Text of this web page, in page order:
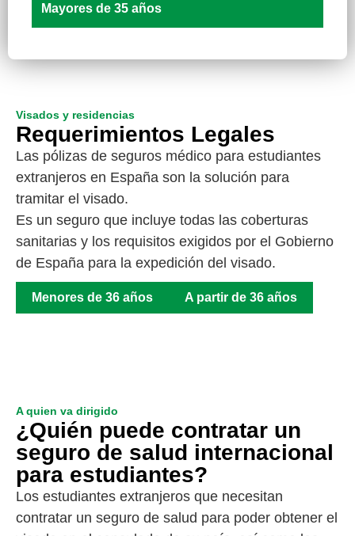
Mayores de 35 años
Visados y residencias
Requerimientos Legales
Las pólizas de seguros médico para estudiantes
extranjeros en España son la solución para
tramitar el visado.
Es un seguro que incluye todas las coberturas
sanitarias y los requisitos exigidos por el Gobierno
de España para la expedición del visado.
Menores de 36 años A partir de 36 años
A quien va dirigido
¿Quién puede contratar un
seguro de salud internacional
para estudiantes?
Los estudiantes extranjeros que necesitan
contratar un seguro de salud para poder obtener el